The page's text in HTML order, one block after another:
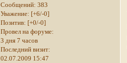
Сообщений: 383
Уважение: [+6/-0]
Позитив: [+0/-0]
Провел на форуме:
3 дня 7 часов
Последний визит:
02.07.2009 15:47